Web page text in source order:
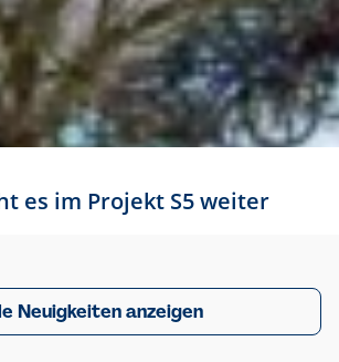
es im Projekt S5 weiter
Neuigkeiten anzeigen